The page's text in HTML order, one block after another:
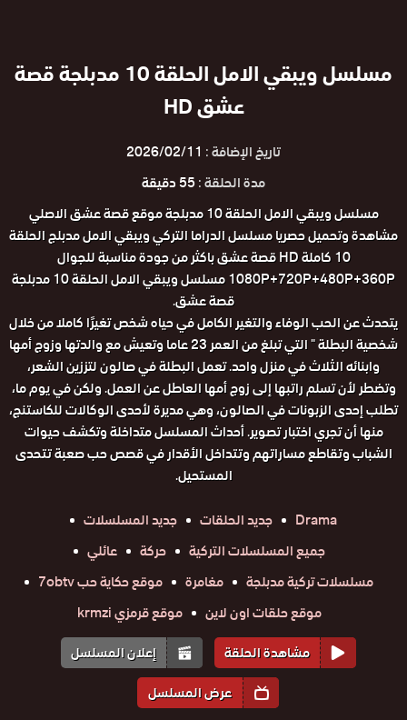
مسلسل ويبقي الامل الحلقة 10 مدبلجة قصة
عشق HD
تاريخ الإضافة : 2026/02/11
مدة الحلقة :55 دقيقة
مسلسل ويبقي الامل الحلقة 10 مدبلجة موقع قصة عشق الاصلي
مشاهدة وتحميل حصريا مسلسل الدراما التركي ويبقي الامل مدبلج الحلقة
10 كاملة HD قصة عشق باكثر من جودة مناسبة للجوال
1080P+720P+480P+360P مسلسل ويبقي الامل الحلقة 10 مدبلجة
قصة عشق.
يتحدث عن الحب الوفاء والتغير الكامل في حياه شخص تغيرًا كاملا من خلال
شخصية البطلة " التي تبلغ من العمر 23 عاما وتعيش مع والدتها وزوج أمها
وابنائه الثلاث في منزل واحد. تعمل البطلة في صالون لتززين الشعر،
وتضطر لأن تسلم راتبها إلى زوج أمها العاطل عن العمل. ولكن في يوم ما،
تطلب إحدى الزبونات في الصالون، وهي مديرة لأحدى الوكالات للكاستنج،
منها أن تجري اختبار تصوير. أحداث المسلسل متداخلة وتكشف حيوات
الشباب وتقاطع مساراتهم وتتداخل الأقدار في قصص حب صعبة تتحدى
المستحيل.
Drama
جديد الحلقات
جديد المسلسلات
جميع المسلسلات التركية
حركة
عائلي
مسلسلات تركية مدبلجة
مغامرة
موقع حكاية حب 7obtv
موقع حلقات اون لاين
موقع قرمزي krmzi
مشاهدة الحلقة
إعلان المسلسل
عرض المسلسل